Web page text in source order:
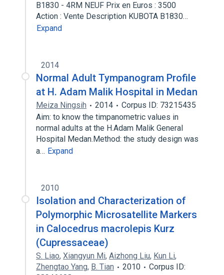
B1830 - 4RM NEUF Prix en Euros : 3500
Action : Vente Description KUBOTA B1830…
Expand
2014
Normal Adult Tympanogram Profile
at H. Adam Malik Hospital in Medan
Meiza Ningsih 2014
Corpus ID: 73215435
Aim: to know the timpanometric values in
normal adults at the H.Adam Malik General
Hospital Medan.Method: the study design was
a… Expand
2010
Isolation and Characterization of
Polymorphic Microsatellite Markers
in Calocedrus macrolepis Kurz
(Cupressaceae)
S. Liao, Xiangyun Mi, Aizhong Liu, Kun Li,
Zhengtao Yang, B. Tian 2010
Corpus ID: